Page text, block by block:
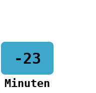
-23
Minuten